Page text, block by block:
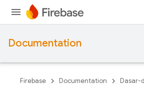
Documentation
Firebase Documentation Dasar-